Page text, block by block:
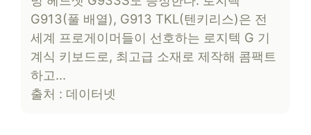
G913(풀 배열), G913 TKL(텐키리스)은 전
세계 프로게이머들이 선호하는 로지텍 G 기
계식 키보드로, 최고급 소재로 제작해 콤팩트
하고…
출처 : 데이터넷